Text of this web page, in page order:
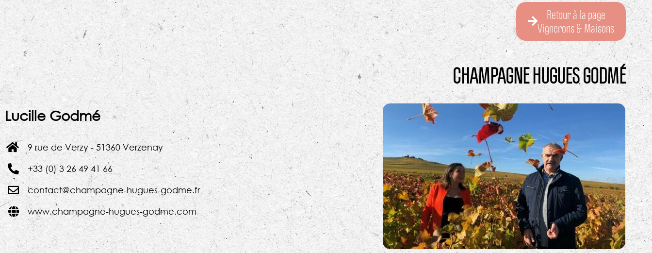
Retour à la page
Vignerons & Maisons
CHAMPAGNE HUGUES GODMÉ
Lucille Godmé
9 rue de Verzy - 51360 Verzenay
+33 (0) 3 26 49 41 66
contact@champagne-hugues-godme.fr
www.champagne-hugues-godme.com